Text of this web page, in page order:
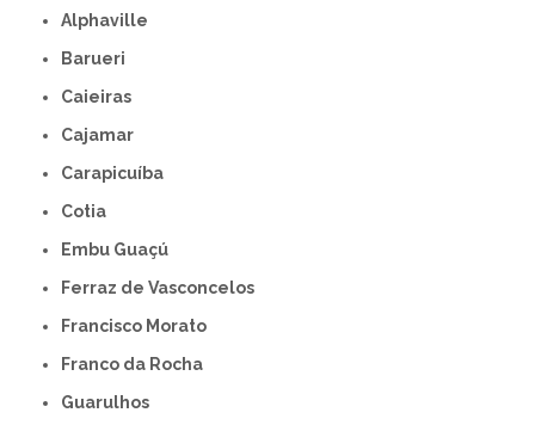
Alphaville
Barueri
Caieiras
Cajamar
Carapicuíba
Cotia
Embu Guaçú
Ferraz de Vasconcelos
Francisco Morato
Franco da Rocha
Guarulhos